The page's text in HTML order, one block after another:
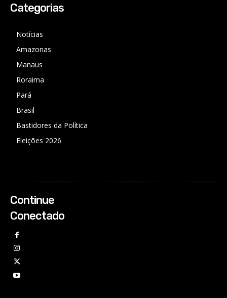
Categorias
Notícias
Amazonas
Manaus
Roraima
Pará
Brasil
Bastidores da Política
Eleições 2026
Continue
Conectado